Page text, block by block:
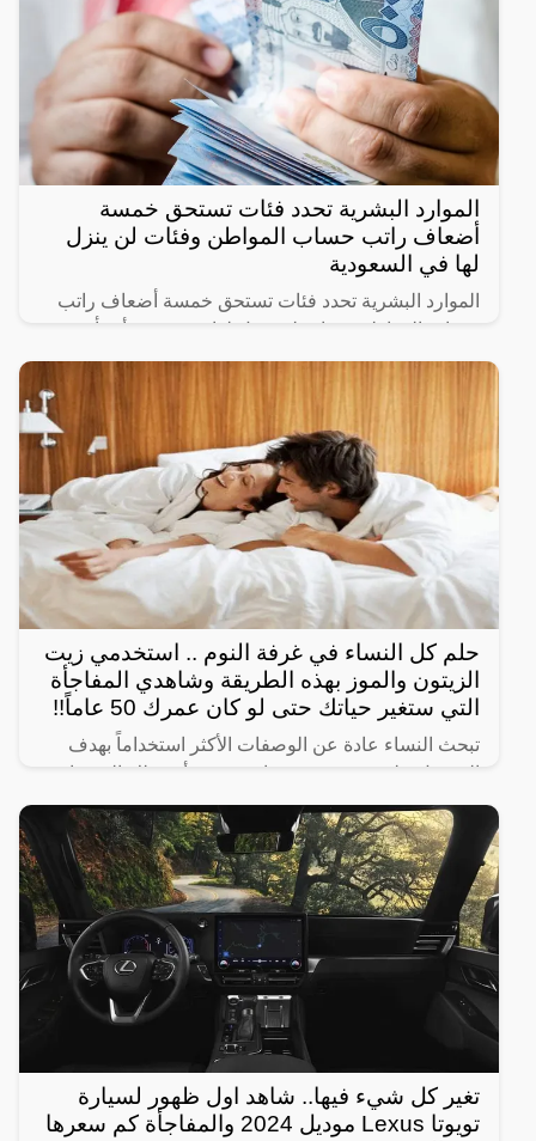
الموارد البشرية تحدد فئات تستحق خمسة
أضعاف راتب حساب المواطن وفئات لن ينزل
لها في السعودية
الموارد البشرية تحدد فئات تستحق خمسة أضعاف راتب
حساب المواطن وفئات لن ينزل لها دعم حيث أنشأت
الحكومة السعودية برنامج حساب المواطن لحماية الأسر
السعودية من
حلم كل النساء في غرفة النوم .. استخدمي زيت
الزيتون والموز بهذه الطريقة وشاهدي المفاجأة
التي ستغير حياتك حتى لو كان عمرك 50 عاماً!!
تبحث النساء عادة عن الوصفات الأكثر استخداماً بهدف
الحصول على شعر صحي وناعم، ومن أبرز تلك الوصفات
الخاصة بالبشرة والجسم للحصول على أفضل نتيجة خلال
فترة قصيرة،
تغير كل شيء فيها.. شاهد اول ظهور لسيارة
تويوتا Lexus موديل 2024 والمفاجأة كم سعرها